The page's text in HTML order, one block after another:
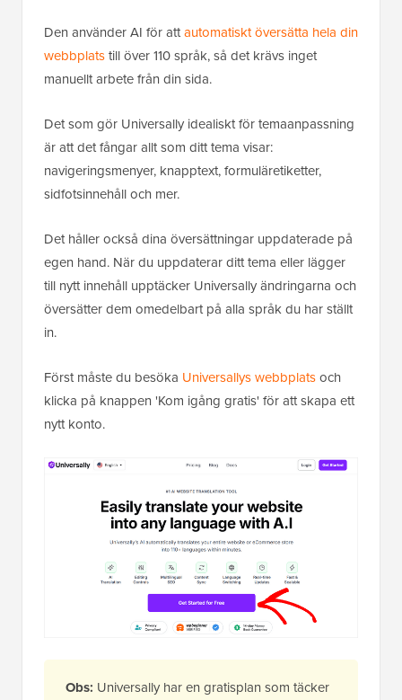
Den använder AI för attautomatiskt översätta hela din
webbplatstill över 110 språk, så det krävs inget
manuellt arbete från din sida.
Det som gör Universally idealiskt för temaanpassning
är att det fångar allt som ditt tema visar:
navigeringsmenyer, knapptext, formuläretiketter,
sidfotsinnehåll och mer.
Det håller också dina översättningar uppdaterade på
egen hand. När du uppdaterar ditt tema eller lägger
till nytt innehåll upptäcker Universally ändringarna och
översätter dem omedelbart på alla språk du har ställt
in.
Först måste du besöka Universallys webbplatsoch
klicka på knappen 'Kom igång gratis' för att skapa ett
nytt konto.
Obs: Universally har en gratisplan som täcker